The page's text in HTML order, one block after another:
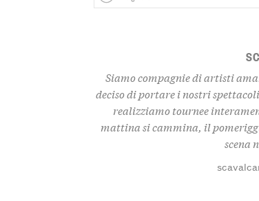
Siamo compagnie di artisti
deciso di portare i nostri
realizziamo tournee
mattina si cammina, il
scena